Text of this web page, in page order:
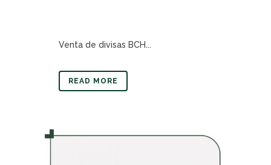
Venta de divisas BCH...
READ MORE